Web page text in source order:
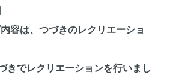
容は、つづきのレクリエーショ
きでレクリエーションを行いまし